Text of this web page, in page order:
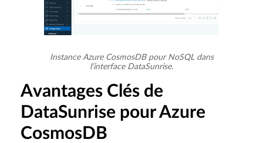
Instance Azure CosmosDB pour NoSQL dans
l’interface DataSunrise.
Avantages Clés de
DataSunrise pour Azure
CosmosDB